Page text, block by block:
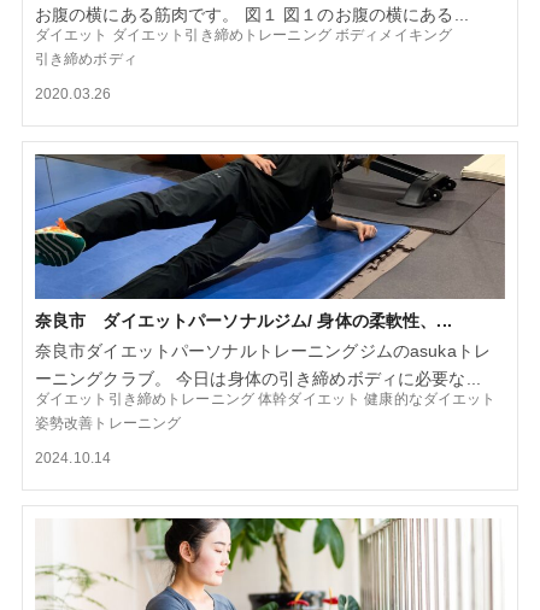
お腹の横にある筋肉です。 図１ 図１のお腹の横にある...
ダイエット ダイエット引き締めトレーニング ボディメイキング
引き締めボディ
2020.03.26
奈良市 ダイエットパーソナルジム/ 身体の柔軟性、...
奈良市ダイエットパーソナルトレーニングジムのasukaトレ
ーニングクラブ。 今日は身体の引き締めボディに必要な...
ダイエット引き締めトレーニング 体幹ダイエット 健康的なダイエット
姿勢改善トレーニング
2024.10.14